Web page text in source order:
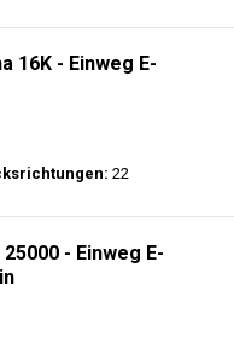
16K - Einweg E-
22
- Einweg E-